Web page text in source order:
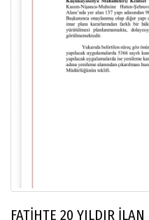
FATİHTE 20 YILDIR